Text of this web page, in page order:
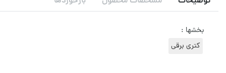
بخشها :
کتری برقی